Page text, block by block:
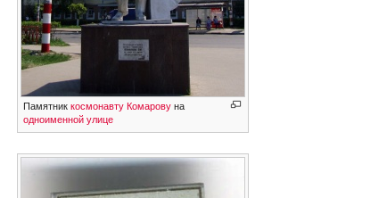
Памятниккосмонавту Комарову на
одноименной улице